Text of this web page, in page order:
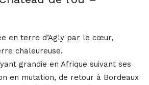
en terre d’Agly par le cœur,
chaleureuse.
grandie en Afrique suivant ses
en mutation, de retour à Bordeaux